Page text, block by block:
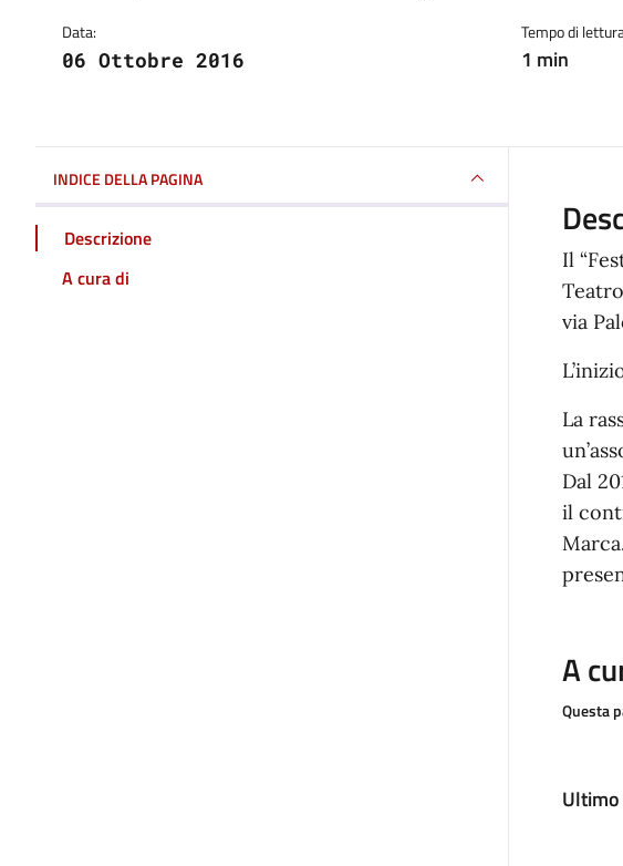
Data:
06 Ottobre 2016
Tempo di
1 min
INDICE DELLA PAGINA
Descrizione
A cura di
Il
via
La
Dal
il
A
Questa